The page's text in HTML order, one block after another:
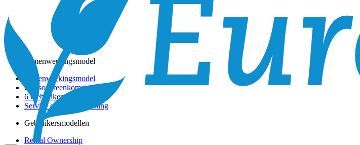
Samenwerkingsmodel
Samenwerkingsmodel
Basisovereenkomst
6 Gebruikersmodellen
Service en dienstverlening
Gebruikersmodellen
Rental Ownership